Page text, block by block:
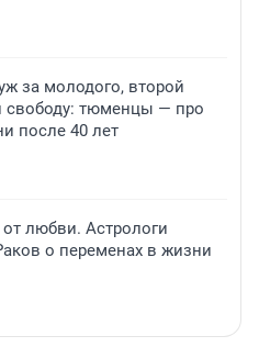
за молодого, второй
свободу: тюменцы — про
после 40 лет
любви. Астрологи
о переменах в жизни